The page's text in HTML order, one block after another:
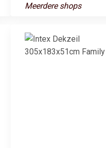
Meerdere shops